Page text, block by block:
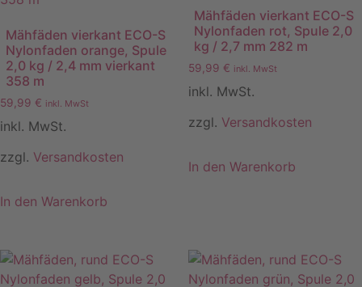
können
auf
der
Produktseite
werden
Mähfäden vierkant ECO-S
Nylonfaden orange, Spule
2,0 kg / 2,4 mm vierkant
358 m
59,99 € inkl. MwSt
inkl. MwSt.
zzgl. Versandkosten
In den Warenkorb
Mähfäden vierkant ECO-S
Nylonfaden rot, Spule 2,0
kg / 2,7 mm 282 m
59,99 € inkl. MwSt
inkl. MwSt.
zzgl. Versandkosten
In den Warenkorb